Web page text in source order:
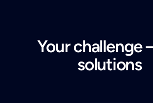
Your challenge
solutions